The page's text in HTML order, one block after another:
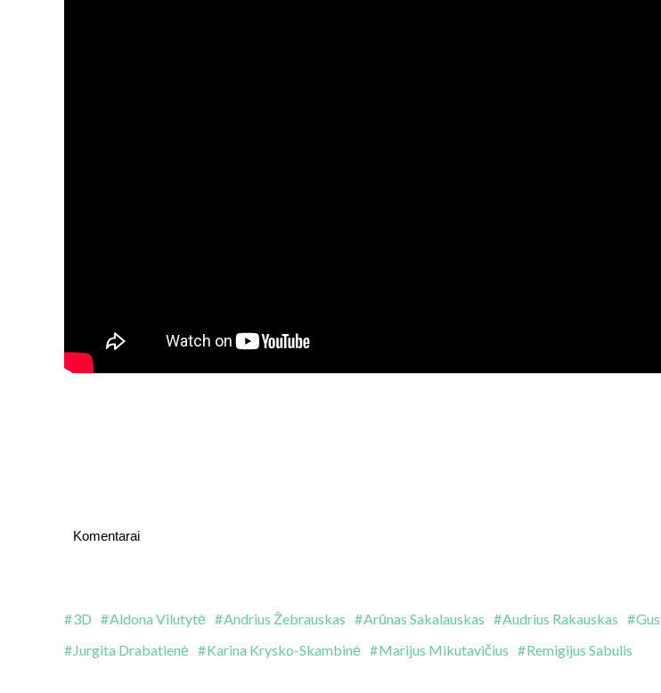
Komentarai
3D Aldona Vilutytė Andrius Žebrauskas Arūnas Sakalauskas Audrius Rakauskas
Jurgita Drabatienė
Karina Krysko-Skambinė Marijus Mikutavičius Remigijus Sabulis